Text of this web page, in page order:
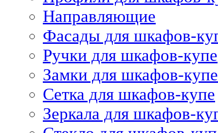
Направляющие
Фасады для шкафов-
Ручки для шкафов-купе
Замки для шкафов-купе
Сетка для шкафов-купе
Зеркала для шкафов-